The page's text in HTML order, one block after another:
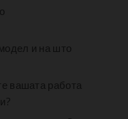
и на што
вашата работа